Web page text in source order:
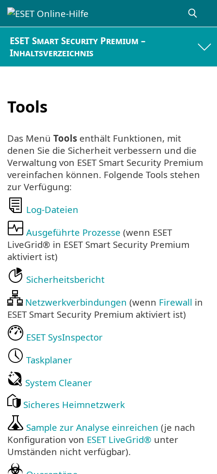
ESET Smart Security Premium –
Inhaltsverzeichnis
Tools
Das Menü Tools enthält Funktionen, mit
denen Sie die Sicherheit verbessern und die
Verwaltung von ESET Smart Security Premium
vereinfachen können. Folgende Tools stehen
zur Verfügung:
Log-Dateien
Ausgeführte Prozesse (wenn ESET
LiveGrid® in ESET Smart Security Premium
aktiviert ist)
Sicherheitsbericht
Netzwerkverbindungen (wenn Firewall in
ESET Smart Security Premium aktiviert ist)
ESET SysInspector
Taskplaner
System Cleaner
Sicheres Heimnetzwerk
Sample zur Analyse einreichen (je nach
Konfiguration von ESET LiveGrid® unter
Umständen nicht verfügbar).